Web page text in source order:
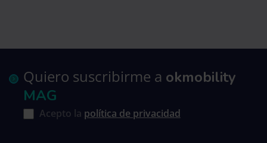
Quiero suscribirme a okmobility
MAG
Acepto la política de privacidad